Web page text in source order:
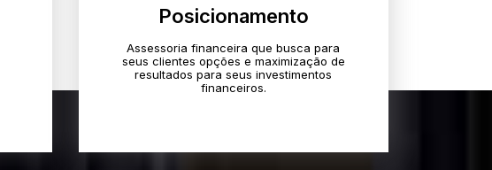
Posicionamento
Assessoria financeira que busca para
seus clientes opções e maximização de
resultados para seus investimentos
financeiros.